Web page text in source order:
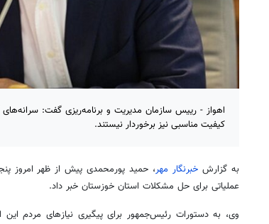
اهواز - رییس سازمان مدیریت و برنامه‌ریزی گفت: سرانه‌های
کیفیت مناسبی نیز برخوردار نیستند.
به گزارش خبرنگار مهر، حمید پورمحمدی پیش از ظهر امروز
عملیاتی برای حل مشکلات استان خوزستان خبر داد.
وی، به دستورات رئیس‌جمهور برای پیگیری نیازهای مردم